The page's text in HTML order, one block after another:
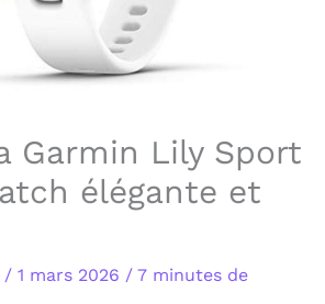
Garmin Lily Sport
élégante et
/ 1 mars 2026 / 7 minutes de